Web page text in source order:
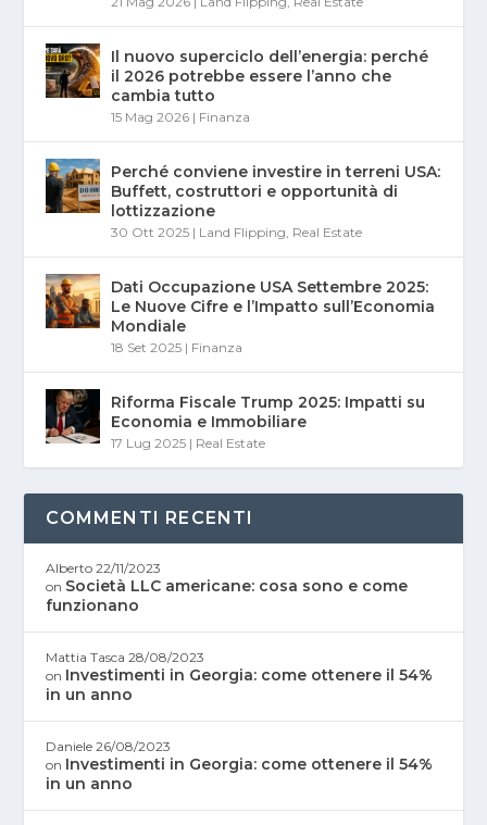
Il nuovo superciclo dell’energia: perché
il 2026 potrebbe essere l’anno che
cambia tutto
15 Mag 2026 | Finanza
Perché conviene investire in terreni USA:
Buffett, costruttori e opportunità di
lottizzazione
30 Ott 2025 | Land Flipping Real Estate
Dati Occupazione USA Settembre 2025:
Le Nuove Cifre e l’Impatto sull’Economia
Mondiale
18 Set 2025 | Finanza
Riforma Fiscale Trump 2025: Impatti su
Economia e Immobiliare
17 Lug 2025 | Real Estate
COMMENTI RECENTI
Alberto 22/11/2023
on Società LLC americane: cosa sono e come
funzionano
Mattia Tasca 28/08/2023
on Investimenti in Georgia: come ottenere il 54%
in un anno
Daniele 26/08/2023
on Investimenti in Georgia: come ottenere il 54%
in un anno